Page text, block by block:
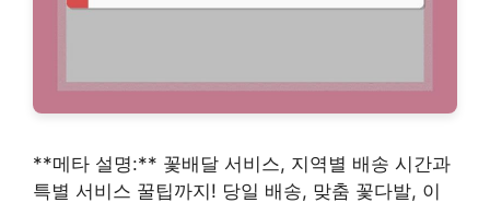
**메타 설명:** 꽃배달 서비스, 지역별 배송 시간과
특별 서비스 꿀팁까지! 당일 배송, 맞춤 꽃다발, 이